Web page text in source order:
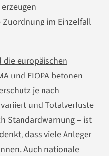
im Einzelfall
die europäischen
und EIOPA betonen
je nach
und Totalverluste
Standardwarnung – ist
dass viele Anleger
Auch nationale